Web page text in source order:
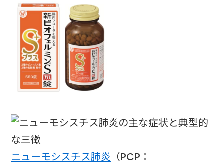
ニューモシスチス肺炎 （PCP：